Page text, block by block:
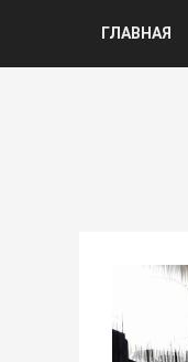
ГЛАВНАЯ